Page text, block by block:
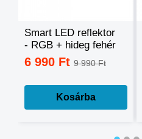
Smart LED reflektor
- RGB + hideg fehér
+ meleg fehér, okos
telefonnal
6 990 Ft 9 990 Ft
Kosárba